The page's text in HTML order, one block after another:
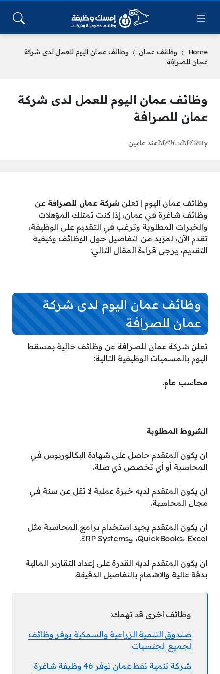
Home وظائف عمان
وظائف عمان اليوم للعمل لدى شركة
عمان للصرافة
وظائف عمان اليوم للعمل لدى شركة
عمان للصرافة
By
ℳ𝒪ℋ𝒜ℳℰ𝒟منذ عامين
وظائف عمان اليوم | تعلن شركة عمان للصرافة عن
وظائف شاغرة في عمان، إذا كنت تمتلك المؤهلات
والخبرات المطلوبة وترغب في التقديم على الوظيفة،
تقدم الآن، لمزيد من التفاصيل حول الوظائف وكيفية
التقديم، يرجى قراءة المقال التالي:
وظائف عمان اليوم لدى شركة
عمان للصرافة
تعلن شركة عمان للصرافة عن وظائف خالية بمسقط
اليوم بالمسميات الوظيفية التالية:
محاسب عام.
الشروط المطلوبة
ان يكون المتقدم حاصل على شهادة البكالوريوس في
المحاسبة أو أي تخصص ذي صلة.
ان يكون المتقدم لديه خبرة عملية لا تقل عن سنة في
مجال المحاسبة.
ان يكون المتقدم يجيد استخدام برامج المحاسبة مثل
QuickBooks، Excel، وERP Systems.
ان يكون المتقدم لديه القدرة على إعداد التقارير المالية
بدقة عالية والاهتمام بالتفاصيل الدقيقة.
وظائف اخرى قد تهمك:
صندوق التنمية الزراعية والسمكية يوفر وظائف
لجميع الجنسيات
شركة تنمية نفط عمان توفر 46 وظيفة شاغرة